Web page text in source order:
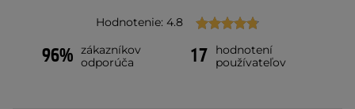
Hodnotenie: 4.8
96% zákazníkov
odporúča
17
hodnotení
používateľov